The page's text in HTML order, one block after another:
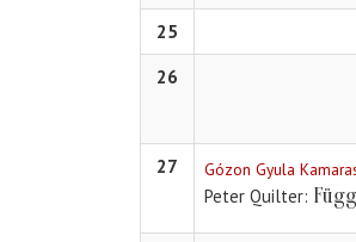
25
26
27 Gózon Gyula
Peter Quilter